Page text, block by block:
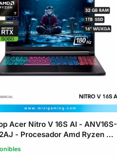
Acer Nitro V 16S AI - ANV16S-
- Procesador Amd Ryzen 7
Almacenamiento 1 Tb Ssd -
Ram 32Gb Ddr5 - Geforce